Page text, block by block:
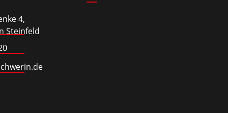
4,
Steinfeld